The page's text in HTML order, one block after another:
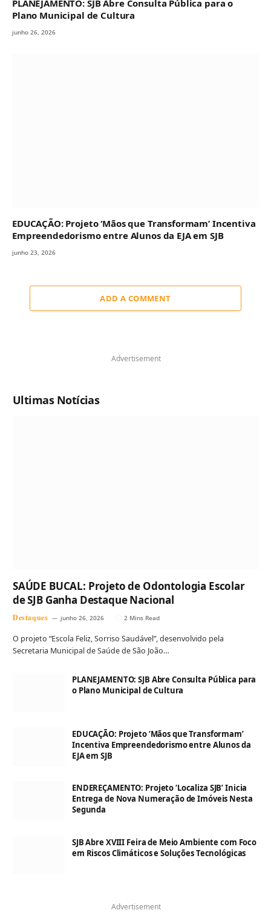
PLANEJAMENTO: SJB Abre Consulta Pública para o
Plano Municipal de Cultura
junho 26, 2026
EDUCAÇÃO: Projeto ‘Mãos que Transformam’ Incentiva
Empreendedorismo entre Alunos da EJA em SJB
junho 23, 2026
ADD A COMMENT
Advertisement
Ultimas Notícias
SAÚDE BUCAL: Projeto de Odontologia Escolar
de SJB Ganha Destaque Nacional
Destaques junho 26, 2026 2 Mins Read
O projeto “Escola Feliz, Sorriso Saudável”, desenvolvido pela
Secretaria Municipal de Saúde de São João…
PLANEJAMENTO: SJB Abre Consulta Pública para
o Plano Municipal de Cultura
EDUCAÇÃO: Projeto ‘Mãos que Transformam’
Incentiva Empreendedorismo entre Alunos da
EJA em SJB
ENDEREÇAMENTO: Projeto ‘Localiza SJB’ Inicia
Entrega de Nova Numeração de Imóveis Nesta
Segunda
SJB Abre XVIII Feira de Meio Ambiente com Foco
em Riscos Climáticos e Soluções Tecnológicas
Advertisement